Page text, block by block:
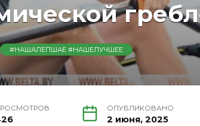
#НАШАЛЕПШАЕ #НАШЕЛУЧШЕЕ
ОПУБЛИКОВАНО
2 июня, 2025